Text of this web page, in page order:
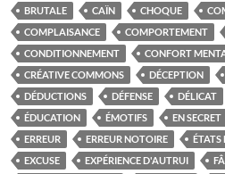
BRUTALE
CAÏN CHOQUE
COMPLAISANCE
COMPORTEMENT
CONDITIONNEMENT
CONFORT
CRÉATIVE COMMONS
DÉCEPTION
DÉDUCTIONS
DÉFENSE DÉLICAT
ÉDUCATION
ÉMOTIFS EN SECRET
ERREUR
ERREUR NOTOIRE ÉTATS
EXCUSE
EXPÉRIENCE D'AUTRUI